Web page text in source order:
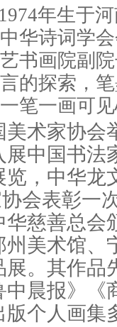
年生于
华诗词学
书画院副
的探索，
笔一画可
美术家协会
展中国书法
，中华龙
会表彰一
华慈善总会
州美术馆、
展。其作品
中晨报》《
版个人画集